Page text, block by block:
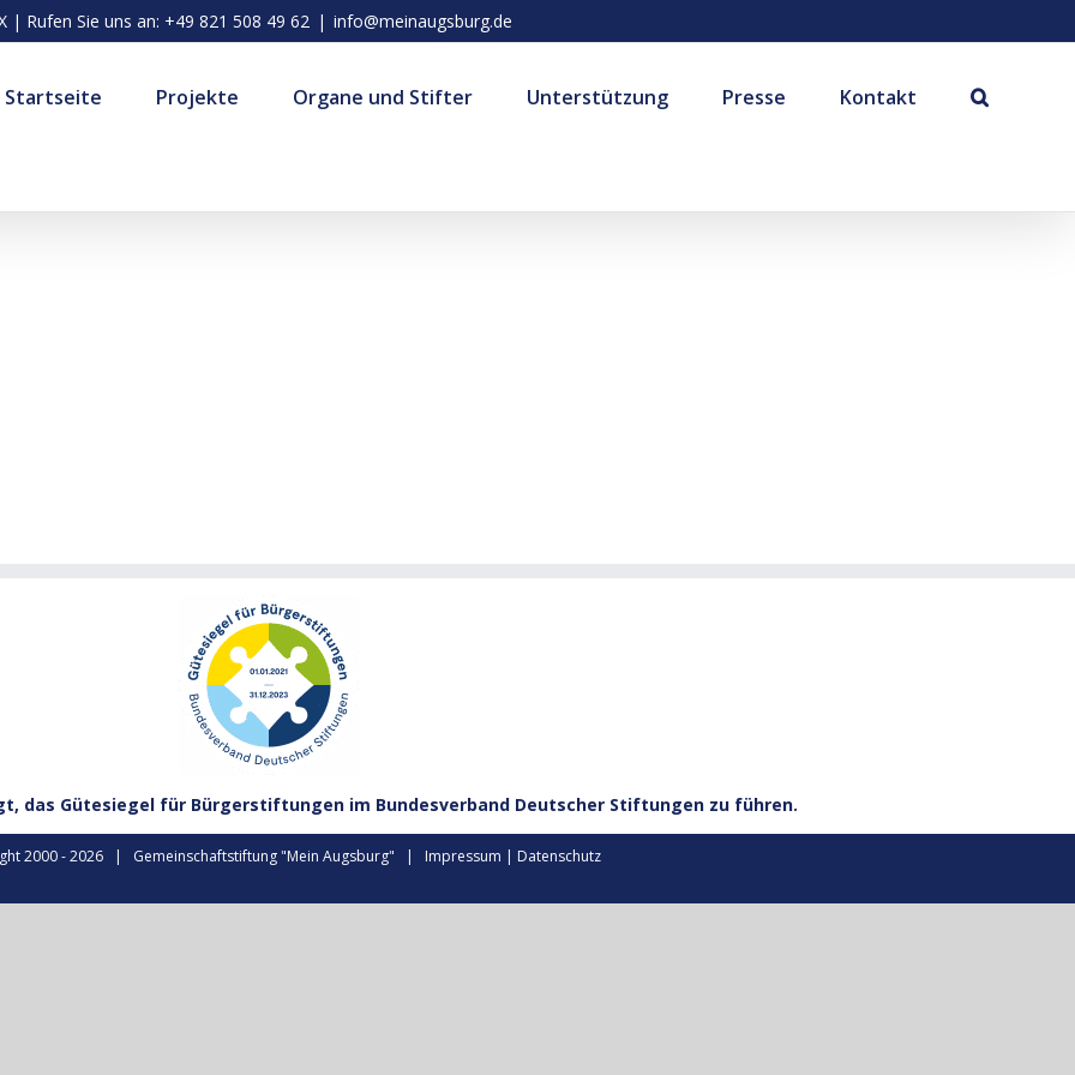
| Rufen Sie uns an: +49 821 508 49 62 | info@meinaugsburg.de
Startseite Projekte Organe und Stifter Unterstützung Presse Kontakt
das Gütesiegel für Bürgerstiftungen im Bundesverband Deutscher Stiftungen zu führen.
2000 -2026 | Gemeinschaftstiftung "Mein Augsburg" | Impressum | Datenschutz